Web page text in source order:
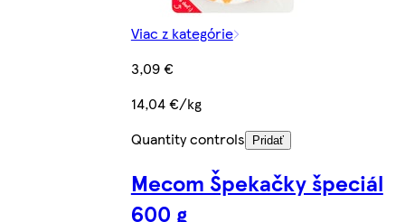
Viac z kategórie
3,09 €
14,04 €/kg
Quantity controls
Pridať
Mecom Špekačky špeciál
600 g